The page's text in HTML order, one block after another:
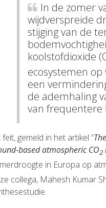
In de zomer
wijdverspreide
stijging van de
koolstofdioxide
ecosystemen
een
de ademhaling
van frequentere
feit, gemeld in het artikel “
based atmospheric CO2
in Europa op
collega, Mahesh Kumar